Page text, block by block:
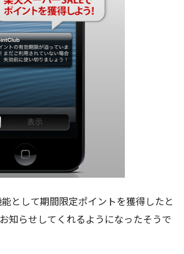
として期間限定ポイントを獲得したと
知らせしてくれるようになったそうで